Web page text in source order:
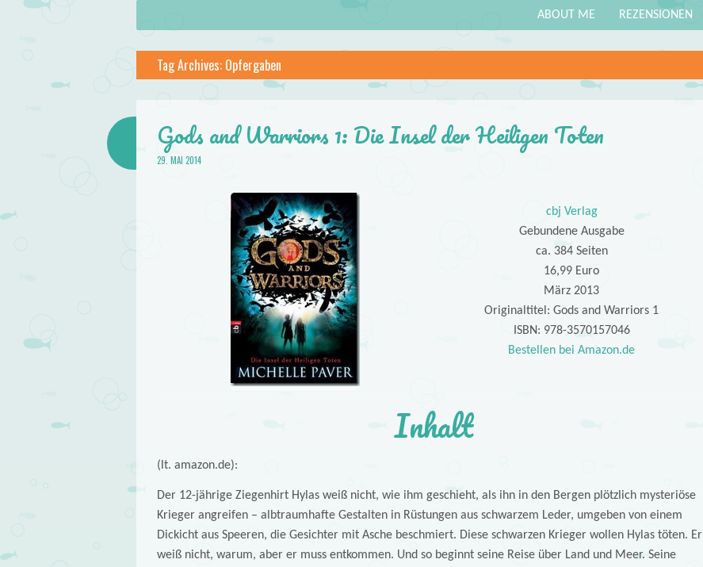
About
Books
Menu REZENSIONEN
ABOUT ME
Tag Archives: Opfergaben
Gods and Warriors 1: Die Insel der Heiligen Toten
29. MAI 2014
cbj Verlag
Gebundene Ausgabe
ca. 384 Seiten
16,99 Euro
März 2013
Originaltitel: Gods and Warriors 1
ISBN: 978-3570157046
Bestellen bei Amazon.de
Inhalt
(lt. amazon.de):
Der 12-jährige Ziegenhirt Hylas weiß nicht, wie ihm geschieht, als ihn in den Bergen plötzlich mysteriöse
Krieger angreifen – albtraumhafte Gestalten in Rüstungen aus schwarzem Leder, umgeben von einem
Dickicht aus Speeren, die Gesichter mit Asche beschmiert. Diese schwarzen Krieger wollen Hylas töten. Er
weiß nicht, warum, aber er muss entkommen. Und so beginnt seine Reise über Land und Meer. Seine